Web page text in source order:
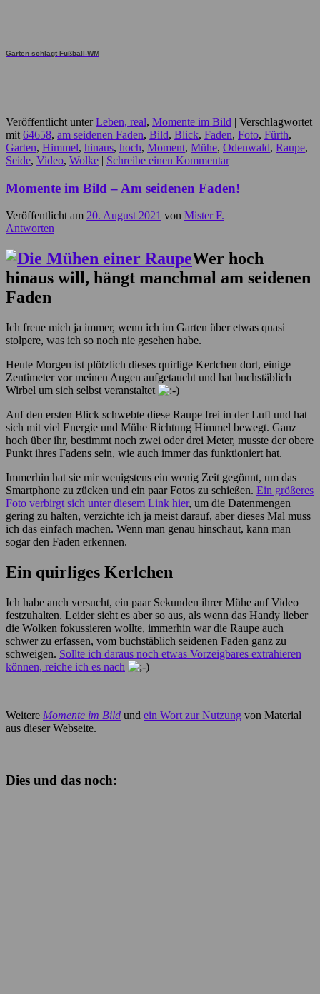
Garten schlägt Fußball-WM
Veröffentlicht unter Leben, real, Momente im Bild | Verschlagwortet
mit 64658, am seidenen Faden, Bild, Blick, Faden, Foto, Fürth,
Garten, Himmel, hinaus, hoch, Moment, Mühe, Odenwald, Raupe,
Seide, Video, Wolke | Schreibe einen Kommentar
Momente im Bild – Am seidenen Faden!
Veröffentlicht am 20. August 2021 von Mister F.
Antworten
Wer hoch
hinaus will, hängt manchmal am seidenen
Faden
Ich freue mich ja immer, wenn ich im Garten über etwas quasi
stolpere, was ich so noch nie gesehen habe.
Heute Morgen ist plötzlich dieses quirlige Kerlchen dort, einige
Zentimeter vor meinen Augen aufgetaucht und hat buchstäblich
Wirbel um sich selbst veranstaltet
Auf den ersten Blick schwebte diese Raupe frei in der Luft und hat
sich mit viel Energie und Mühe Richtung Himmel bewegt. Ganz
hoch über ihr, bestimmt noch zwei oder drei Meter, musste der obere
Punkt ihres Fadens sein, wie auch immer das funktioniert hat.
Immerhin hat sie mir wenigstens ein wenig Zeit gegönnt, um das
Smartphone zu zücken und ein paar Fotos zu schießen. Ein größeres
Foto verbirgt sich unter diesem Link hier, um die Datenmengen
gering zu halten, verzichte ich ja meist darauf, aber dieses Mal muss
ich das einfach machen. Wenn man genau hinschaut, kann man
sogar den Faden erkennen.
Ein quirliges Kerlchen
Ich habe auch versucht, ein paar Sekunden ihrer Mühe auf Video
festzuhalten. Leider sieht es aber so aus, als wenn das Handy lieber
die Wolken fokussieren wollte, immerhin war die Raupe auch
schwer zu erfassen, vom buchstäblich seidenen Faden ganz zu
schweigen. Sollte ich daraus noch etwas Vorzeigbares extrahieren
können, reiche ich es nach
Weitere Momente im Bild und ein Wort zur Nutzung von Material
aus dieser Webseite.
Dies und das noch: